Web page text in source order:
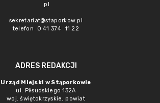
.pl
sekretariat@staporkow.pl
telefon 0 41 374 11 22
ADRES REDAKCJI
Urząd Miejski w Stąporkowie
ul. Piłsudskiego 132A
woj. świętokrzyskie, powiat